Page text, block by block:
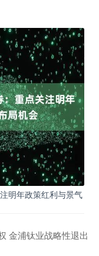
明年政策红利与景气
金浦钛业战略性退出